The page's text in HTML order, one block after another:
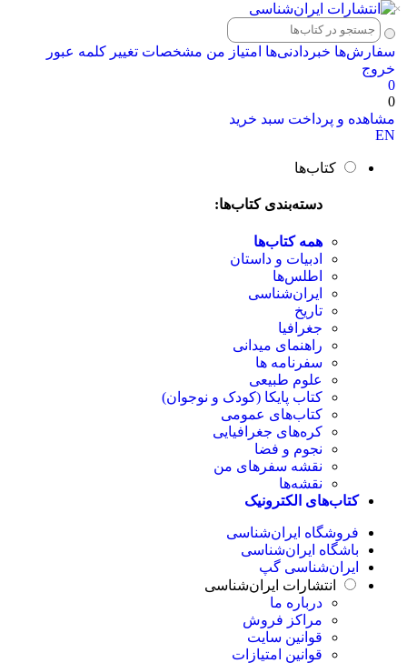
سفارش‌ها خبردادنی‌ها امتیاز من مشخصاتتغییر کلمه عبور
خروج
0
0
مشاهده و پرداخت سبد خرید
EN
کتاب‌ها
دسته‌بندی کتاب‌ها:
همه کتاب‌ها
ادبیات و داستان
اطلس‌ها
ایران‌شناسی
تاریخ
جغرافیا
راهنمای میدانی
سفرنامه‌ ها
علوم طبیعی
کتاب‌ پایکا (کودک و نوجوان)
کتاب‌های عمومی
کره‌های جغرافیایی
نجوم و فضا
نقشه سفرهای من
نقشه‌ها
کتاب‌های الکترونیک
فروشگاه ایران‌شناسی
باشگاه ایران‌شناسی
ایران‌شناسی گپ
انتشارات ایران‌شناسی
درباره ما
مراکز فروش
قوانین سایت
قوانین امتیازات
×